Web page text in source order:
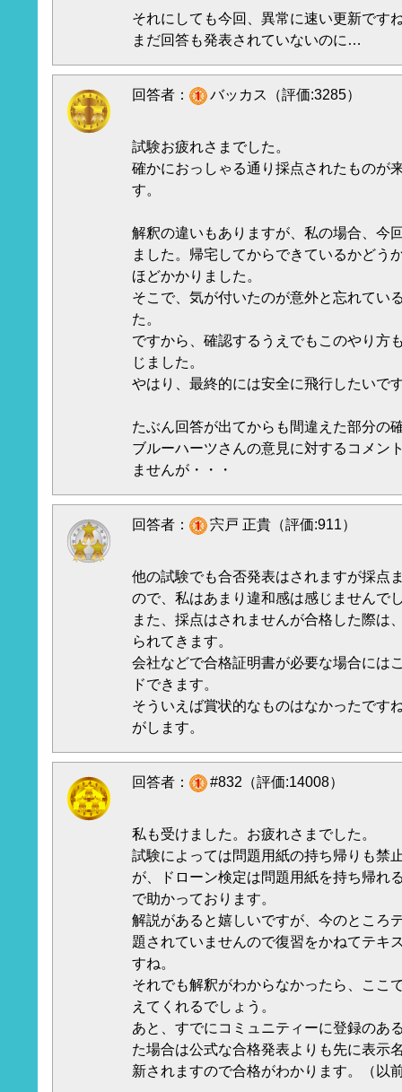
それにしても今回、異常に速い更新です
まだ回答も発表されていないのに…
回答者： バッカス（評価:3285）
試験お疲れさまでした。
確かにおっしゃる通り採点されたものが
す。
解釈の違いもありますが、私の場合、今
ました。帰宅してからできているかどう
ほどかかりました。
そこで、気が付いたのが意外と忘れてい
た。
ですから、確認するうえでもこのやり方
じました。
やはり、最終的には安全に飛行したいで
たぶん回答が出てからも間違えた部分の
ブルーハーツさんの意見に対するコメン
ませんが・・・
回答者： 宍戸 正貴（評価:911）
他の試験でも合否発表はされますが採点
ので、私はあまり違和感は感じませんで
また、採点はされませんが合格した際は
られてきます。
会社などで合格証明書が必要な場合には
ドできます。
そういえば賞状的なものはなかったです
がします。
回答者： #832（評価:14008）
私も受けました。お疲れさまでした。
試験によっては問題用紙の持ち帰りも禁
が、ドローン検定は問題用紙を持ち帰れ
で助かっております。
解説があると嬉しいですが、今のところ
題されていませんので復習をかねてテキ
すね。
それでも解釈がわからなかったら、ここ
えてくれるでしょう。
あと、すでにコミュニティーに登録のあ
た場合は公式な合格発表よりも先に表示
新されますので合格がわかります。（以